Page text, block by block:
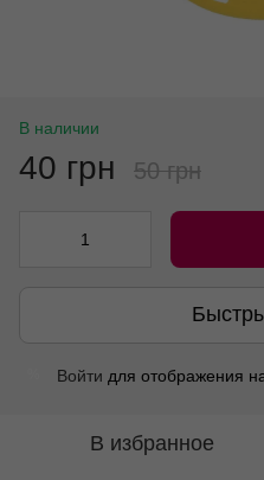
В наличии
40 грн 50 грн
Войти для отображения
В избранное